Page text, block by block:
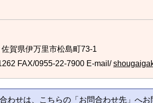
賀県伊万里市松島町73-1
FAX/0955-22-7900 E-mail/
わせは、こちらの「お問合わせ先」へ